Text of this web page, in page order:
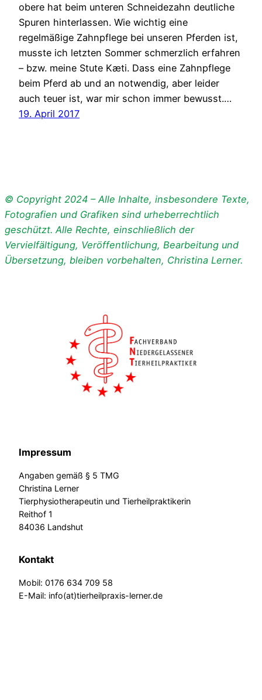
obere hat beim unteren Schneidezahn deutliche
Spuren hinterlassen. Wie wichtig eine
regelmäßige Zahnpflege bei unseren Pferden ist,
musste ich letzten Sommer schmerzlich erfahren
– bzw. meine Stute Kæti. Dass eine Zahnpflege
beim Pferd ab und an notwendig, aber leider
auch teuer ist, war mir schon immer bewusst.…
19. April 2017
© Copyright 2024 – Alle Inhalte, insbesondere Texte,
Fotografien und Grafiken sind urheberrechtlich
geschützt. Alle Rechte, einschließlich der
Vervielfältigung, Veröffentlichung, Bearbeitung und
Übersetzung, bleiben vorbehalten, Christina Lerner.
Impressum
Angaben gemäß § 5 TMG
Christina Lerner
Tierphysiotherapeutin und Tierheilpraktikerin
Reithof 1
84036 Landshut
Kontakt
Mobil: 0176 634 709 58
E-Mail: info(at)tierheilpraxis-lerner.de